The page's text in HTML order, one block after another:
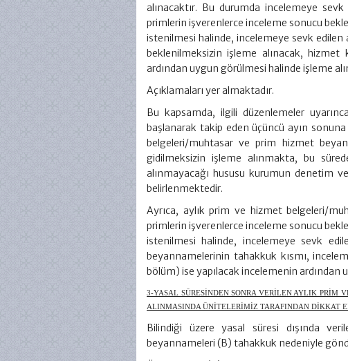
alınacaktır. Bu durumda incelemeye
primlerin işverenlerce inceleme sonucu
istenilmesi halinde, incelemeye sevk edilen
beklenilmeksizin işleme alınacak, hizmet
ardından uygun görülmesi halinde işleme
Açıklamaları yer almaktadır.
Bu kapsamda, ilgili düzenlemeler
başlanarak takip eden üçüncü ayın
belgeleri/muhtasar ve prim hizmet
gidilmeksizin işleme alınmakta, bu
alınmayacağı hususu kurumun denetim
belirlenmektedir.
Ayrıca, aylık prim ve hizmet belgeleri/
primlerin işverenlerce inceleme sonucu
istenilmesi halinde, incelemeye sevk
beyannamelerinin tahakkuk kısmı,
bölüm) ise yapılacak incelemenin ardından
3-YASAL SÜRESİNDEN SONRA VERİLEN AYLIK PRİM
ALINMASINDA ÜNİTELERİMİZ TARAFINDAN DİKKAT
Bilindiği üzere yasal süresi dışında
beyannameleri (B) tahakkuk nedeniyle